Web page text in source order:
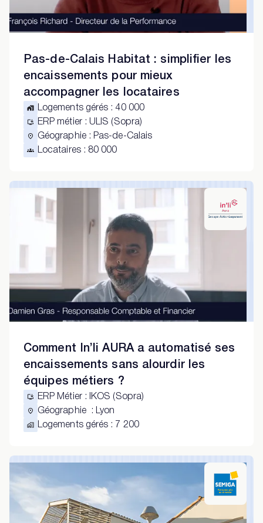
Pas-de-Calais Habitat : simplifier les
encaissements pour mieux
accompagner les locataires
Logements gérés : 40 000
ERP métier: ULIS (Sopra)
Géographie: Pas-de-Calais
Locataires: 80 000
Comment In’li AURA a automatisé ses
encaissements sans alourdir les
équipes métiers ?
ERP Métier:
IKOS (Sopra)
Géographie
: Lyon
Logements gérés : 7 200